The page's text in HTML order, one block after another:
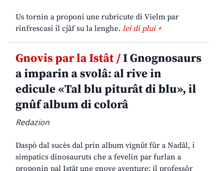
Us tornin a proponi une rubricute di Vielm par
rinfrescasi il cjâf su la lenghe. lei di plui +
Gnovis par la Istât /I Gnognosaurs
a imparin a svolâ: al rive in
edicule «Tal blu piturât di blu», il
gnûf album di colorâ
Redazion
Daspò dal sucès dal prin album vignût fûr a Nadâl, i
simpatics dinosauruts che a fevelin par furlan a
proponin pal Istât une gnove aventure: il professôr